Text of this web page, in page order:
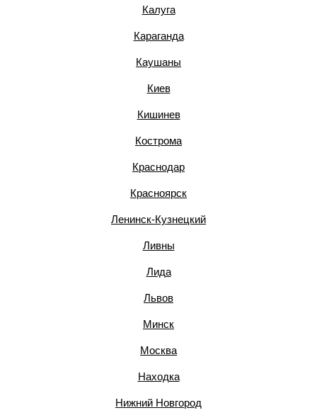
Калуга
Караганда
Каушаны
Киев
Кишинев
Кострома
Краснодар
Красноярск
Ленинск-Кузнецкий
Ливны
Лида
Львов
Минск
Москва
Находка
Нижний Новгород